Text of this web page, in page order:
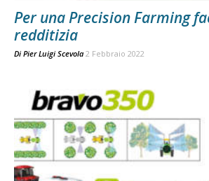
Per una Precision Farming
redditizia
Di Pier Luigi Scevola 2 Febbraio 2022